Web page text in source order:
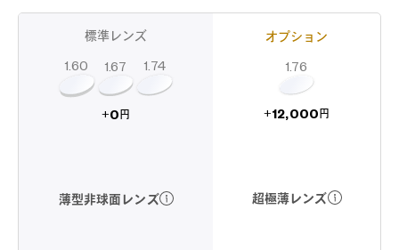
標準レンズ
1.60 1.67 1.74
+0 円
薄型非球面レンズ
オプション
1.76
+12,000 円
超極薄レンズ